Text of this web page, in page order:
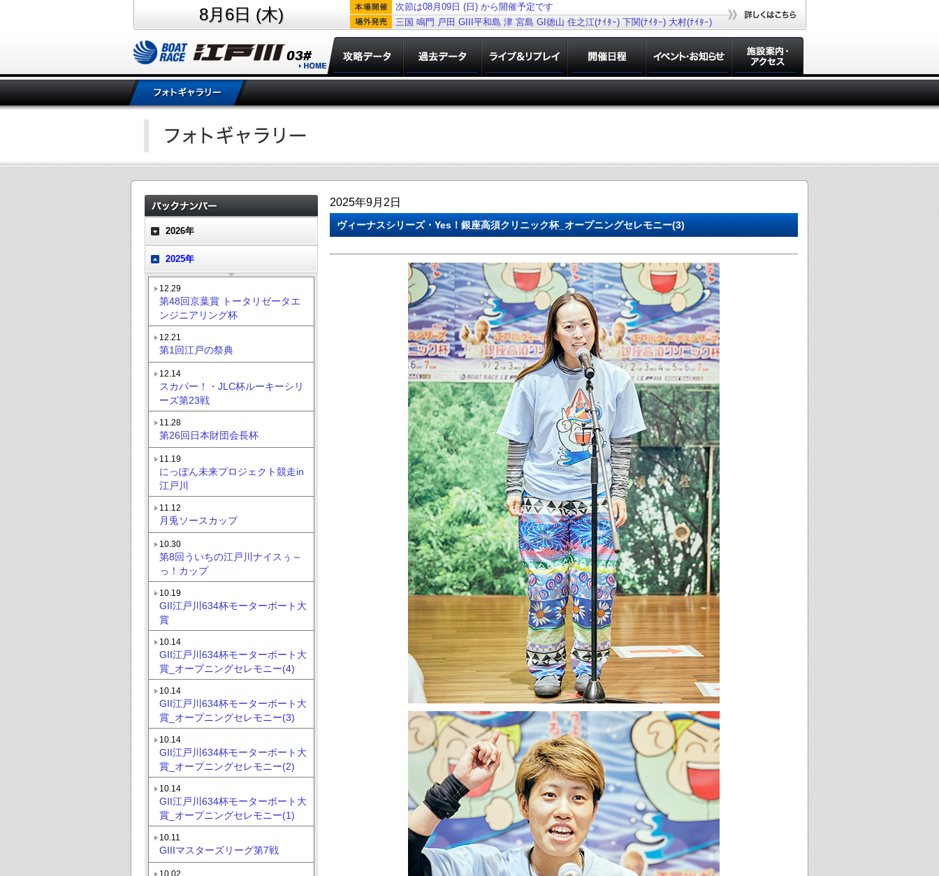
8月6日 (木)
次節は08月09日 (日) から開催予定です
三国 鳴門 戸田 GIII平和島 津 宮島 GI徳山 住之江(ﾅｲﾀｰ) 下関(ﾅｲﾀｰ) 大村(ﾅｲﾀｰ)
2026年
2025年
12.29
第48回京葉賞 トータリゼータエ
ンジニアリング杯
12.21
第1回江戸の祭典
12.14
スカパー！・JLC杯ルーキーシリ
ーズ第23戦
11.28
第26回日本財団会長杯
11.19
にっぽん未来プロジェクト競走in
江戸川
11.12
月兎ソースカップ
10.30
第8回ういちの江戸川ナイスぅ～
っ！カップ
10.19
GII江戸川634杯モーターボート大
賞
10.14
GII江戸川634杯モーターボート大
賞_オープニングセレモニー(4)
10.14
GII江戸川634杯モーターボート大
賞_オープニングセレモニー(3)
10.14
GII江戸川634杯モーターボート大
賞_オープニングセレモニー(2)
10.14
GII江戸川634杯モーターボート大
賞_オープニングセレモニー(1)
10.11
GIIIマスターズリーグ第7戦
10.02
2025年9月2日
ヴィーナスシリーズ・Yes！銀座高須クリニック杯_オープニングセレモニー(3)